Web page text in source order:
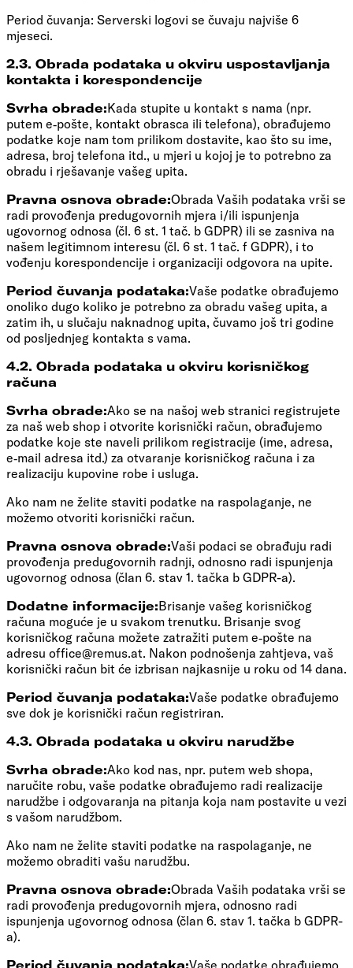
Period čuvanja: Serverski logovi se čuvaju najviše 6
mjeseci.
2.3. Obrada podataka u okviru uspostavljanja
kontakta i korespondencije
Svrha obrade:Kada stupite u kontakt s nama (npr.
putem e‑pošte, kontakt obrasca ili telefona), obrađujemo
podatke koje nam tom prilikom dostavite, kao što su ime,
adresa, broj telefona itd., u mjeri u kojoj je to potrebno za
obradu i rješavanje vašeg upita.
Pravna osnova obrade:Obrada Vaših podataka vrši se
radi provođenja predugovornih mjera i/ili ispunjenja
ugovornog odnosa (čl. 6 st. 1 tač. b GDPR) ili se zasniva na
našem legitimnom interesu (čl. 6 st. 1 tač. f GDPR), i to
vođenju korespondencije i organizaciji odgovora na upite.
Period čuvanja podataka:Vaše podatke obrađujemo
onoliko dugo koliko je potrebno za obradu vašeg upita, a
zatim ih, u slučaju naknadnog upita, čuvamo još tri godine
od posljednjeg kontakta s vama.
4.2. Obrada podataka u okviru korisničkog
računa
Svrha obrade:Ako se na našoj web stranici registrujete
za naš web shop i otvorite korisnički račun, obrađujemo
podatke koje ste naveli prilikom registracije (ime, adresa,
e‑mail adresa itd.) za otvaranje korisničkog računa i za
realizaciju kupovine robe i usluga.
Ako nam ne želite staviti podatke na raspolaganje, ne
možemo otvoriti korisnički račun.
Pravna osnova obrade:Vaši podaci se obrađuju radi
provođenja predugovornih radnji, odnosno radi ispunjenja
ugovornog odnosa (član 6. stav 1. tačka b GDPR-a).
Dodatne informacije:Brisanje vašeg korisničkog
računa moguće je u svakom trenutku. Brisanje svog
korisničkog računa možete zatražiti putem e‑pošte na
adresu office@remus.at. Nakon podnošenja zahtjeva, vaš
korisnički račun bit će izbrisan najkasnije u roku od 14 dana.
Period čuvanja podataka:Vaše podatke obrađujemo
sve dok je korisnički račun registriran.
4.3. Obrada podataka u okviru narudžbe
Svrha obrade:Ako kod nas, npr. putem web shopa,
naručite robu, vaše podatke obrađujemo radi realizacije
narudžbe i odgovaranja na pitanja koja nam postavite u vezi
s vašom narudžbom.
Ako nam ne želite staviti podatke na raspolaganje, ne
možemo obraditi vašu narudžbu.
Pravna osnova obrade:Obrada Vaših podataka vrši se
radi provođenja predugovornih mjera, odnosno radi
ispunjenja ugovornog odnosa (član 6. stav 1. tačka b GDPR-
a).
Period čuvanja podataka:Vaše podatke obrađujemo